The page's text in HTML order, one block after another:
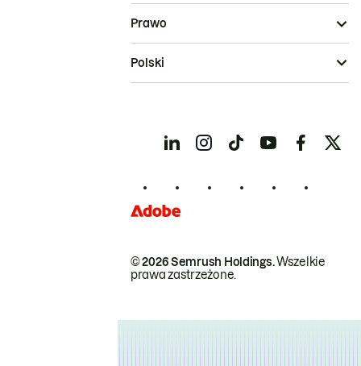
© 2026 Semrush Holdings.Wszelkie
prawa zastrzeżone.
Prawo
Polski